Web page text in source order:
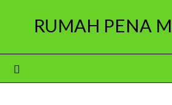
RUMAH PENA